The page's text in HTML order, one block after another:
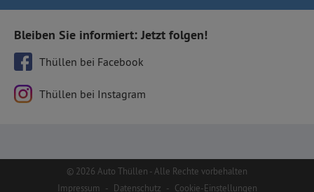
Bleiben Sie informiert: Jetzt folgen!
Thüllen bei Facebook
Thüllen bei Instagram
© 2026 Auto Thüllen - Alle Rechte vorbehalten
Impressum - Datenschutz - Cookie-Einstellungen